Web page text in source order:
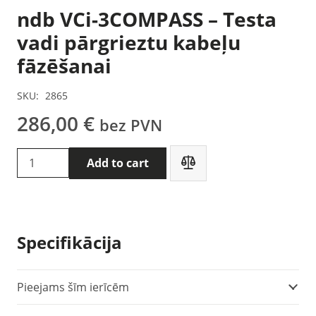
ndb VCi-3COMPASS – Testa
vadi pārgrieztu kabeļu
fāzēšanai
SKU: 2865
286,00 € bez PVN
ndb
VCi-
vadi
pārgrieztu
kabeļu
fāzēšanai
Add to cart
Specifikācija
Pieejams šīm ierīcēm